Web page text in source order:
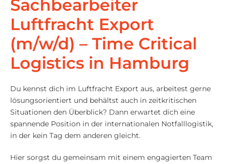
Sachbearbeiter
Luftfracht Export
(m/w/d) – Time Critical
Logistics in Hamburg
Du kennst dich im Luftfracht Export aus, arbeitest gerne
lösungsorientiert und behältst auch in zeitkritischen
Situationen den Überblick? Dann erwartet dich eine
spannende Position in der internationalen Notfalllogistik,
in der kein Tag dem anderen gleicht.
Hier sorgst du gemeinsam mit einem engagierten Team